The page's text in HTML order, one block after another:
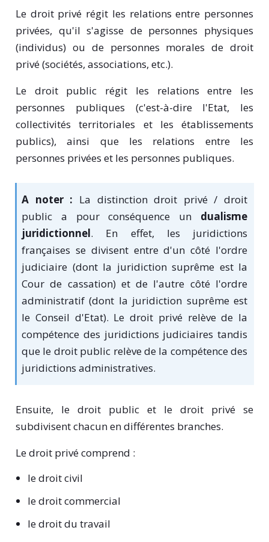
Le droit privé régit les relations entre personnes
privées, qu'il s'agisse de personnes physiques
(individus) ou de personnes morales de droit
privé (sociétés, associations, etc.).
Le droit public régit les relations entre les
personnes publiques (c'est-à-dire l'Etat, les
collectivités territoriales et les établissements
publics), ainsi que les relations entre les
personnes privées et les personnes publiques.
A noter : La distinction droit privé / droit
public a pour conséquence un dualisme
juridictionnel. En effet, les juridictions
françaises se divisent entre d'un côté l'ordre
judiciaire (dont la juridiction suprême est la
Cour de cassation) et de l'autre côté l'ordre
administratif (dont la juridiction suprême est
le Conseil d'Etat). Le droit privé relève de la
compétence des juridictions judiciaires tandis
que le droit public relève de la compétence des
juridictions administratives.
Ensuite, le droit public et le droit privé se
subdivisent chacun en différentes branches.
Le droit privé comprend :
le droit civil
le droit commercial
le droit du travail